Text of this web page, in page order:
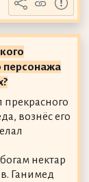
персонажа
прекрасного
вознёс его
нектар
Ганимед